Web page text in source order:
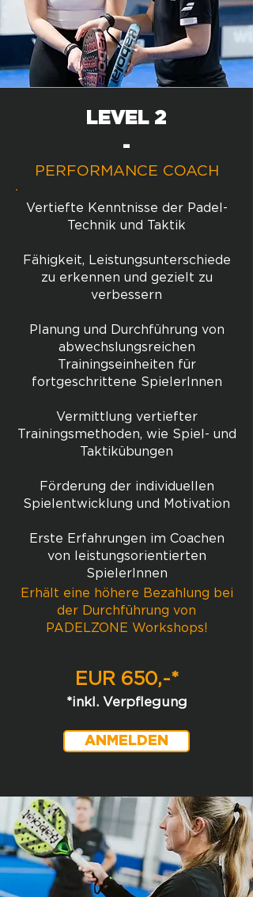
LEVEL 2
-
Erhält eine höhere Bezahlung bei
der Durchführung von
PADELZONE Workshops!
PERFORMANCE COACH
Vertiefte Kenntnisse der Padel-
Technik und Taktik
Fähigkeit, Leistungsunterschiede
zu erkennen und gezielt zu
verbessern
Planung und Durchführung von
abwechslungsreichen
Trainingseinheiten für
fortgeschrittene SpielerInnen
Vermittlung vertiefter
Trainingsmethoden, wie Spiel- und
Taktikübungen
Förderung der individuellen
Spielentwicklung und Motivation
Erste Erfahrungen im Coachen
von leistungsorientierten
SpielerInnen
EUR 650,-*
*inkl. Verpflegung
ANMELDEN